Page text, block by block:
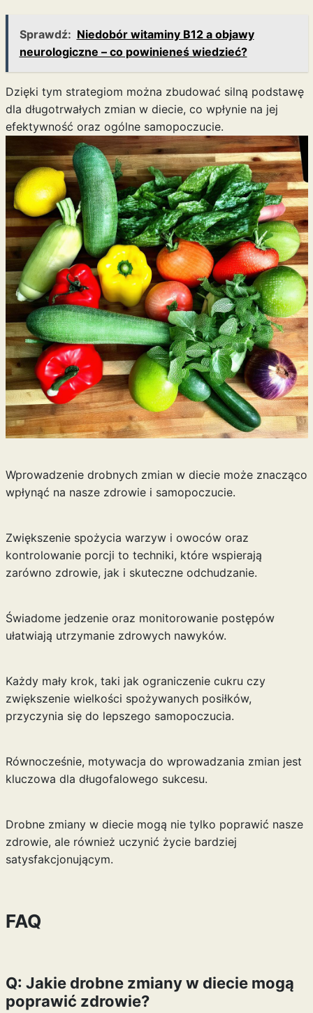
Sprawdź: Niedobór witaminy B12 a objawy
neurologiczne – co powinieneś wiedzieć?
Dzięki tym strategiom można zbudować silną podstawę
dla długotrwałych zmian w diecie, co wpłynie na jej
efektywność oraz ogólne samopoczucie.
Wprowadzenie drobnych zmian w diecie może znacząco
wpłynąć na nasze zdrowie i samopoczucie.
Zwiększenie spożycia warzyw i owoców oraz
kontrolowanie porcji to techniki, które wspierają
zarówno zdrowie, jak i skuteczne odchudzanie.
Świadome jedzenie oraz monitorowanie postępów
ułatwiają utrzymanie zdrowych nawyków.
Każdy mały krok, taki jak ograniczenie cukru czy
zwiększenie wielkości spożywanych posiłków,
przyczynia się do lepszego samopoczucia.
Równocześnie, motywacja do wprowadzania zmian jest
kluczowa dla długofalowego sukcesu.
Drobne zmiany w diecie mogą nie tylko poprawić nasze
zdrowie, ale również uczynić życie bardziej
satysfakcjonującym.
FAQ
Q: Jakie drobne zmiany w diecie mogą
poprawić zdrowie?